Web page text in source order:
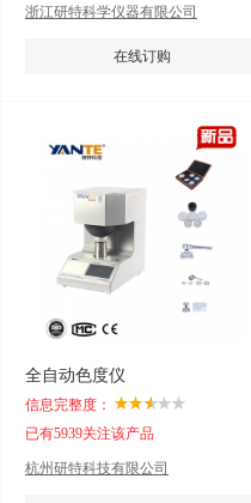
浙江研特科学仪器有限公司
在线订购
全自动色度仪
信息完整度：
已有5939关注该产品
杭州研特科技有限公司